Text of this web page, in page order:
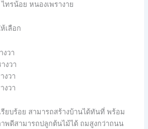
ทรน้อย หนองเพรางาย
เลือก
งวา
งวา
งวา
งวา
ยบร้อย สามารถสร้างบ้านได้ทันที่ พร้อม
ดีสามารถปลูกต้นไม้ได้ ถมสูงกว่าถนน